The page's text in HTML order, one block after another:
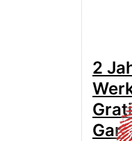
2